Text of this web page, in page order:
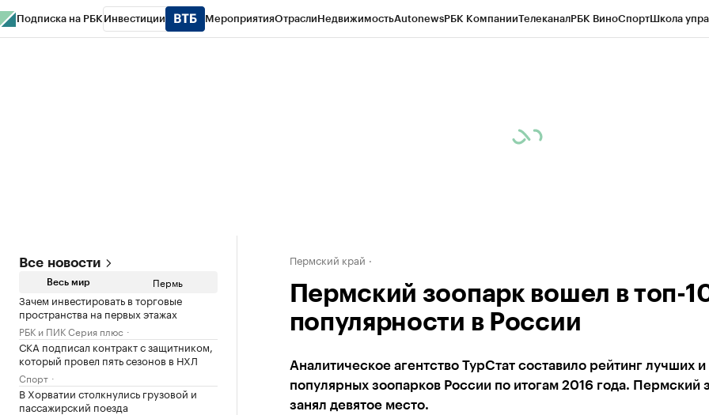
Подписка на РБК Инвестиции МероприятияОтраслиНедвижимостьAutonewsРБК КомпанииТелеканалРБК ВиноСпортШкола
Все новости
Весь мир Пермь
Зачем инвестировать в торговые
пространства на первых этажах
РБК и ПИК Серия плюс
СКА подписал контракт с защитником,
который провел пять сезонов в НХЛ
Спорт
В Хорватии столкнулись грузовой и
пассажирский поезда
Пермский край
Пермский зоопарк вошел в топ-
популярности в России
Аналитическое агентство ТурСтат составило рейтинг лучших и
популярных зоопарков России по итогам 2016 года. Пермский
занял девятое место.